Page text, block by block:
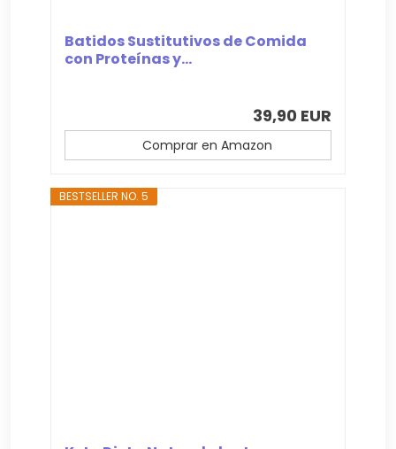
Batidos Sustitutivos de Comida
con Proteínas y...
39,90 EUR
Comprar en Amazon
BESTSELLER NO. 5